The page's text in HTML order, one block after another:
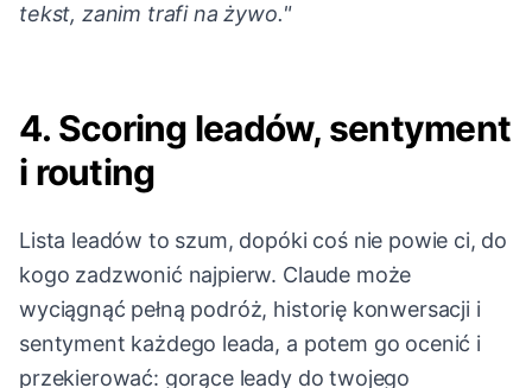
tekst, zanim trafi na żywo."
4. Scoring leadów, sentyment
i routing
Lista leadów to szum, dopóki coś nie powie ci, do
kogo zadzwonić najpierw. Claude może
wyciągnąć pełną podróż, historię konwersacji i
sentyment każdego leada, a potem go ocenić i
przekierować: gorące leady do twojego